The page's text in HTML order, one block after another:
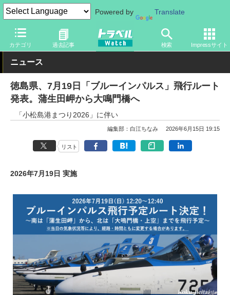
Powered by Translate
カテゴリ 過去記事 検索 Impressサイト
トラベル Watch 地域 国内旅行 徳島
ニュース
徳島県、7月19日「ブルーインパルス」飛行ルート
発表。蒲生田岬から大鳴門橋へ
「小松島港まつり2026」に伴い
編集部：白江ちなみ 2026年6月15日 19:15
リスト
2026年7月19日 実施